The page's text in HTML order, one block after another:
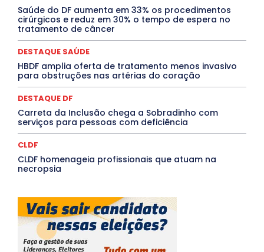
Rio de Janeiro
Rio Grande do Sul
Roraima
Santa Catarina
São Paulo SARAMPO
SAÚDE
Saúde Agora
TÁ FROID?
TEATRO TECNOLOGIA
TIC TAC
Mais
Saúde do DF aumenta em 33% os procedimentos
cirúrgicos e reduz em 30% o tempo de espera no
tratamento de câncer
DESTAQUE SAÚDE
HBDF amplia oferta de tratamento menos invasivo
para obstruções nas artérias do coração
DESTAQUE DF
Carreta da Inclusão chega a Sobradinho com
serviços para pessoas com deficiência
CLDF
CLDF homenageia profissionais que atuam na
necropsia